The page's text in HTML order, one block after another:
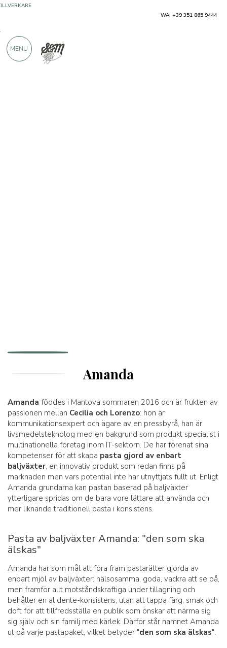
Amanda
Amanda föddes i Mantova sommaren 2016 och är frukten av
passionen mellan Cecilia och Lorenzo: hon är
kommunikationsexpert och ägare av en pressbyrå, han är
livsmedelsteknolog med en bakgrund som produkt specialist i
multinationella företag inom IT-sektorn. De har förenat sina
kompetenser för att skapa pasta gjord av enbart
baljväxter, en innovativ produkt som redan finns på
marknaden men vars potential inte har utnyttjats fullt ut. Enligt
Amanda grundarna kan pastan baserad på baljväxter
ytterligare spridas om de bara vore lättare att använda och
mer liknande traditionell pasta i konsistens.
Pasta av baljväxter Amanda: "den som ska
älskas"
Amanda har som mål att föra fram pastarätter gjorda av
enbart mjöl av baljväxter: hälsosamma, goda, vackra att se på,
men framför allt motståndskraftiga under tillagning och
behåller en al dente-konsistens, utan att tappa färg, smak och
doft för att tillfredsställa en publik som önskar att närma sig
sig själv och sin familj med kärlek. Därför står namnet Amanda
ut på varje pastapaket, vilket betyder "den som ska älskas".
WA: +39 351 865 9444
MENU